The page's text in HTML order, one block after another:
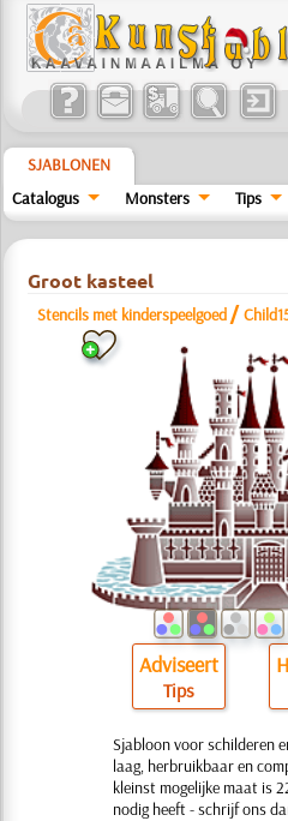
SJABLONEN
Catalogus
Monsters Tips
Groot kasteel
Stencils met kinderspeelgoed /
Adviseert
Tips
Sjabloon voor schilderen
laag, herbruikbaar en
kleinst mogelijke maat is
nodig heeft - schrijf ons